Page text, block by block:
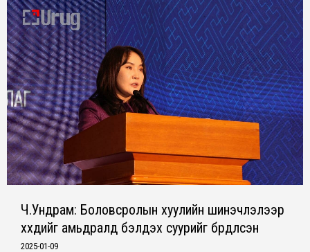
Ч.Ундрам: Боловсролын хуулийн шинэчлэлээр
хүүхдийг амьдралд бэлдэх суурийг бүрдүүлсэн
2025-01-09